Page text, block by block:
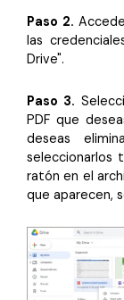
Paso 2.
las
Drive".
Paso 3.
PDF que
deseas
seleccionarlos
ratón en el
que aparecen,